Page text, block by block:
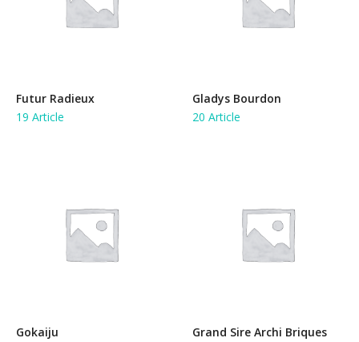
Futur Radieux
19 Article
Gladys Bourdon
20 Article
Gokaiju
Grand Sire Archi Briques